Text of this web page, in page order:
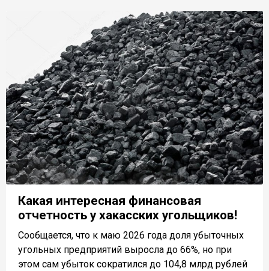
Какая интересная финансовая
отчетность у хакасских угольщиков!
Сообщается, что к маю 2026 года доля убыточных
угольных предприятий выросла до 66%, но при
этом сам убыток сократился до 104,8 млрд рублей